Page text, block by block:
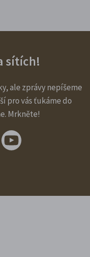
sítích!
ale zprávy nepíšeme
pro vás ťukáme do
Mrkněte!